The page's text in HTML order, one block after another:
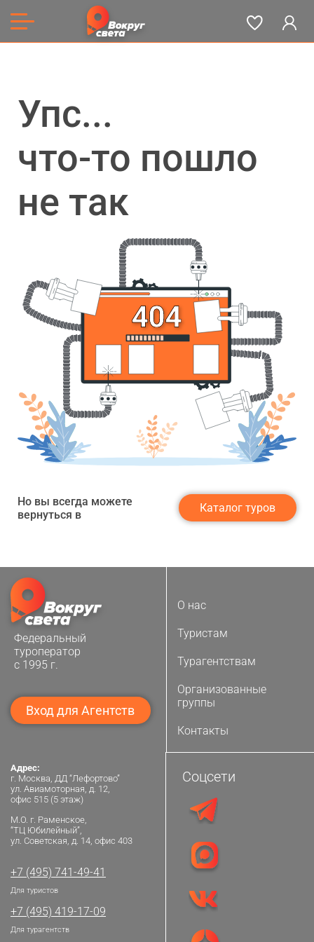
Упс...
что-то пошло
не так
Но вы всегда можете
вернуться в
Каталог туров
Федеральный
туроператор
с 1995 г.
Вход для Агентств
О нас
Туристам
Турагентствам
Организованные
группы
Контакты
Адрес:
г. Москва, ДД “Лефортово”
ул. Авиамоторная, д. 12,
офис 515 (5 этаж)
М.О. г. Раменское,
“ТЦ Юбилейный”,
ул. Советская, д. 14, офис 403
+7 (495) 741-49-41
Для туристов
+7 (495) 419-17-09
Для турагентств
Соцсети